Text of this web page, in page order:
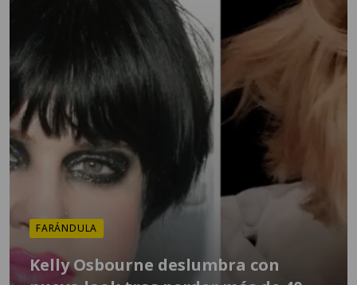
FARÁNDULA
Kelly Osbourne deslumbra con